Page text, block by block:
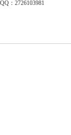
QQ：2726103981